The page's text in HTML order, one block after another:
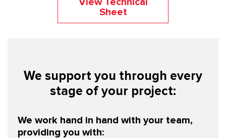
Sheet
We support you through every
stage of your project:
We work hand in hand with your team,
providing you with: